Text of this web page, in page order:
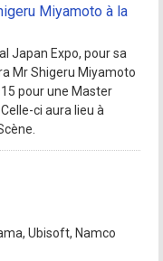
Miyamoto à la
Japan Expo, pour sa
Mr Shigeru Miyamoto
pour une Master
ci aura lieu à
Ubisoft, Namco